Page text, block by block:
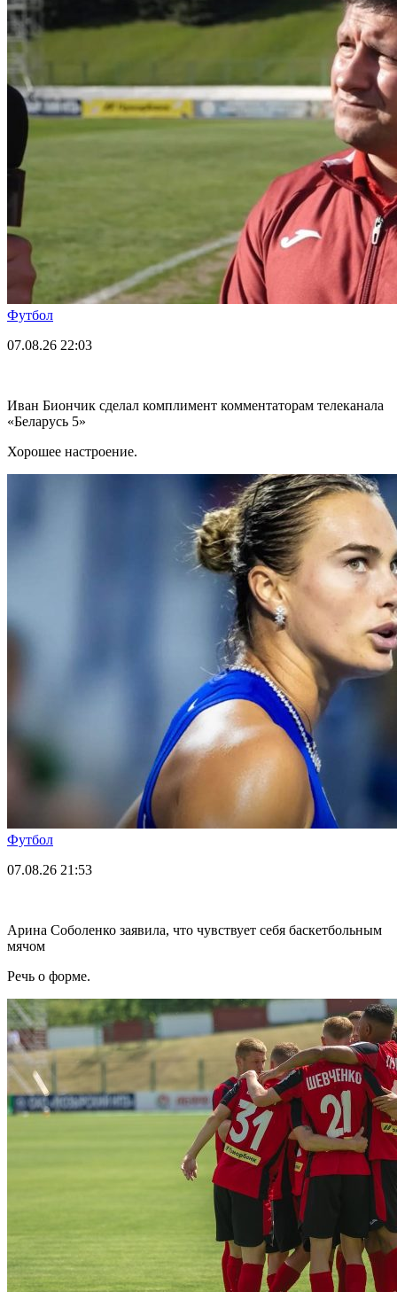
Футбол
07.08.26 22:03
Иван Биончик сделал комплимент комментаторам телеканала
«Беларусь 5»
Хорошее настроение.
Футбол
07.08.26 21:53
Арина Соболенко заявила, что чувствует себя баскетбольным
мячом
Речь о форме.